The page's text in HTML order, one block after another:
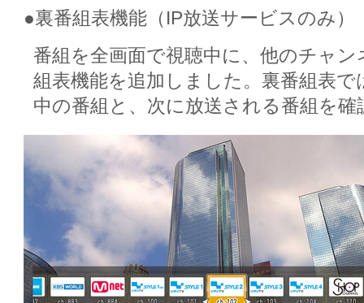
●裏番組表機能（IP放送サービスのみ）
番組を全画面で視聴中に、他のチャ
組表機能を追加しました。裏番組表
中の番組と、次に放送される番組を